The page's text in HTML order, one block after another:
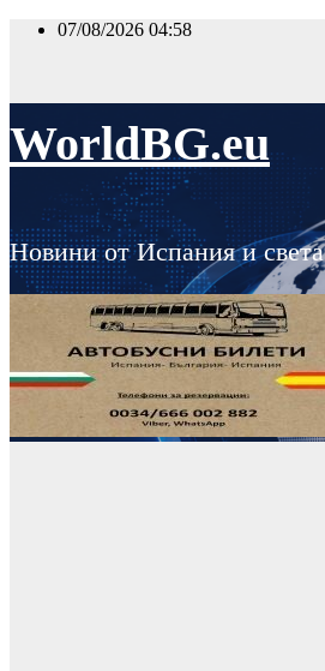
Skip
07/08/2026 04:58
WorldBG.eu
Новини от Испания и света